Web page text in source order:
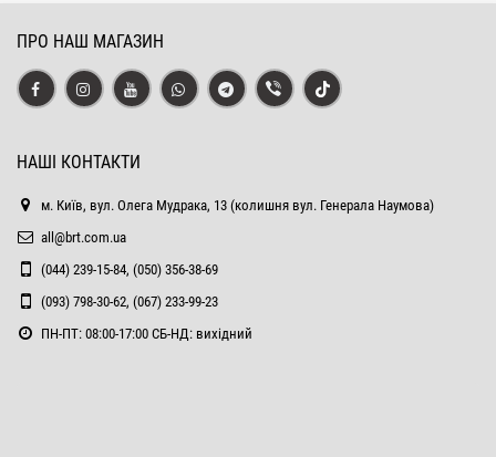
ПРО НАШ МАГАЗИН
НАШІ КОНТАКТИ
м. Київ, вул. Олега Мудрака, 13 (колишня вул. Генерала Наумова)
all@brt.com.ua
(044) 239-15-84, (050) 356-38-69
(093) 798-30-62, (067) 233-99-23
ПН-ПТ: 08:00-17:00 СБ-НД: вихідний